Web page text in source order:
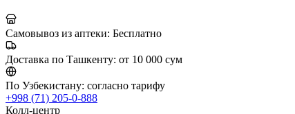
Самовывоз из аптеки: Бесплатно
Доставка по Ташкенту: от 10 000 сум
По Узбекистану: согласно тарифу
+998 (71) 205-0-888
Колл-центр